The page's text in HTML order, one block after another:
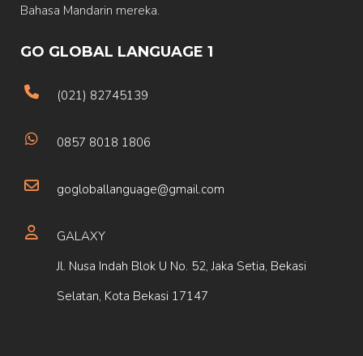
Bahasa Mandarin mereka.
GO GLOBAL LANGUAGE 1
(021) 82745139
0857 8018 1806
gogloballanguage@gmail.com
GALAXY
Jl. Nusa Indah Blok U No. 52, Jaka Setia, Bekasi
Selatan, Kota Bekasi 17147